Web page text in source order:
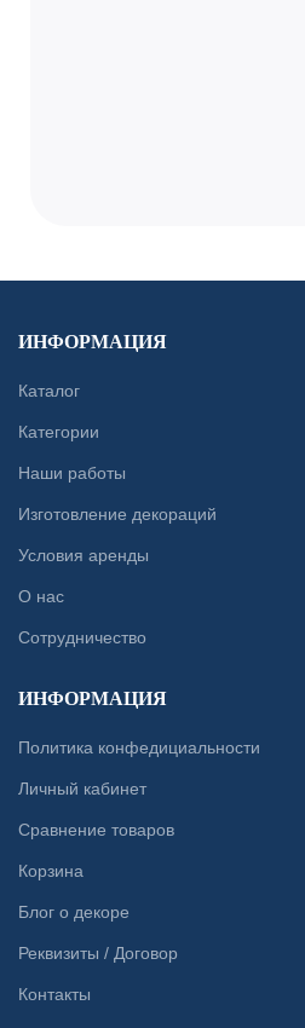
ИНФОРМАЦИЯ
Каталог
Категории
Наши работы
Изготовление декораций
Условия аренды
О нас
Сотрудничество
ИНФОРМАЦИЯ
Политика конфедициальности
Личный кабинет
Сравнение товаров
Корзина
Блог о декоре
Реквизиты / Договор
Контакты